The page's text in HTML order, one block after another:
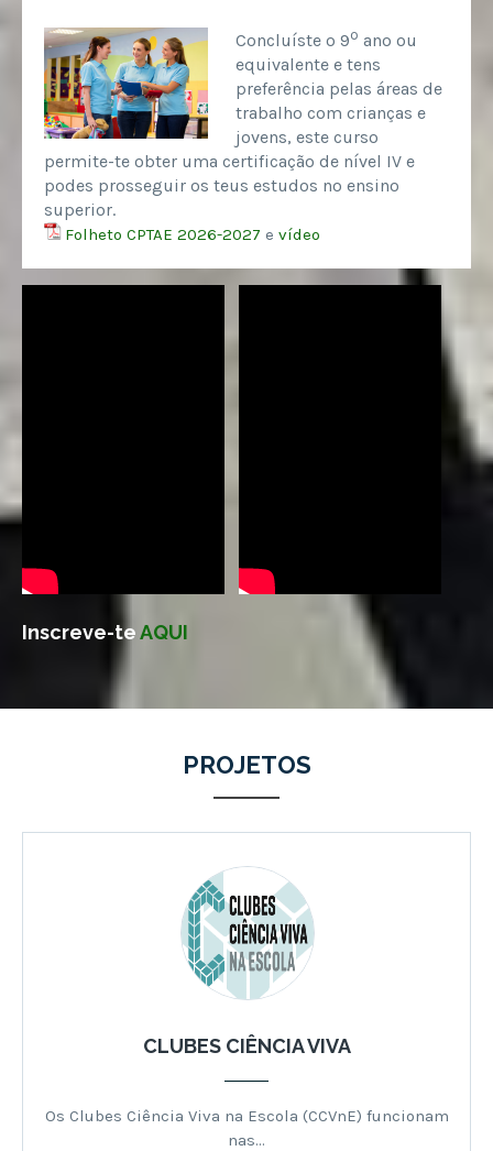
Concluíste o 9º ano ou
equivalente e tens
preferência pelas áreas de
trabalho com crianças e
jovens, este curso
permite-te obter uma certificação de nível IV e
podes prosseguir os teus estudos no ensino
superior.
Folheto CPTAE 2026-2027 e vídeo
Inscreve-teAQUI
PROJETOS
CLUBES CIÊNCIA VIVA
Os Clubes Ciência Viva na Escola (CCVnE) funcionam
nas…